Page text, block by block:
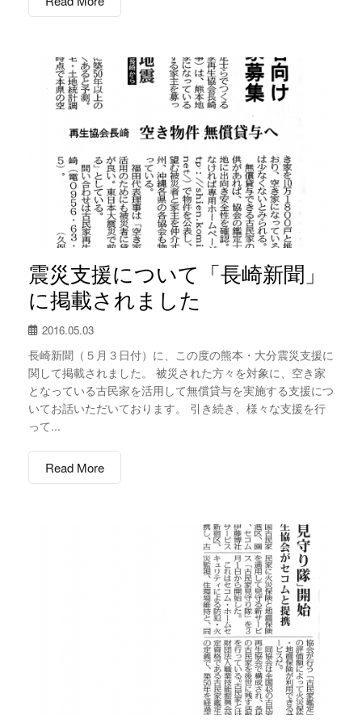
震災支援について「長崎新聞」
に掲載されました
2016.05.03
長崎新聞（５月３日付）に、この度の熊本・大分震災支援に
関して掲載されました。 被災された方々を対象に、空き家
となっている古民家を活用して無償貸与を実施する支援につ
いてお話いただいております。 引き続き、様々な支援を行
って...
Read More